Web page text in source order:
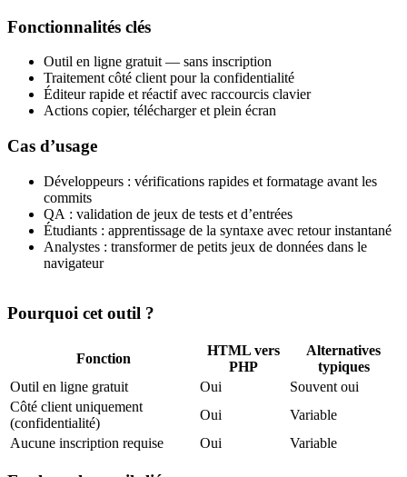
Fonctionnalités clés
Outil en ligne gratuit — sans inscription
Traitement côté client pour la confidentialité
Éditeur rapide et réactif avec raccourcis clavier
Actions copier, télécharger et plein écran
Cas d’usage
Développeurs : vérifications rapides et formatage avant les
commits
QA : validation de jeux de tests et d’entrées
Étudiants : apprentissage de la syntaxe avec retour instantané
Analystes : transformer de petits jeux de données dans le
navigateur
Pourquoi cet outil ?
Fonction
HTML vers
PHP
Alternatives
typiques
Outil en ligne gratuit
Oui
Souvent oui
Côté client uniquement
(confidentialité)
Oui
Variable
Aucune inscription requise
Oui Variable